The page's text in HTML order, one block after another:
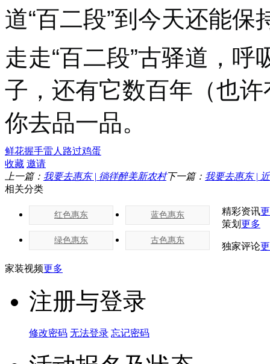
道“百二段”到今天还能
走走“百二段”古驿道，
子，还有它数百年（也
你去品一品。
鲜花握手雷人 路过鸡蛋
收藏 邀请
上一篇： 我要去惠东 | 徜徉醉美新农村下一篇： 我要去惠东 |
相关分类
红色惠东 蓝色惠东
绿色惠东 古色惠东
精彩资讯
策划 更多
独家评论
家装视频更多
注册与登录
修改密码 无法登录 忘记密码